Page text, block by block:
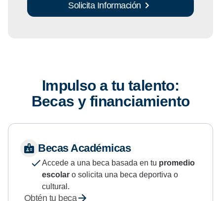
Solicita Información
Impulso a tu talento:
Becas y financiamiento
Becas Académicas
Accede a una beca basada en tu promedio
escolar o solicita una beca deportiva o
cultural.
Obtén tu beca